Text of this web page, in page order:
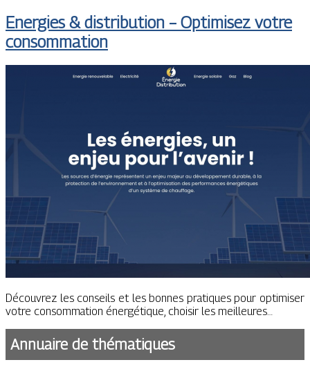
Energies & distribution – Optimisez votre
consommation
Découvrez les conseils et les bonnes pratiques pour optimiser
votre consommation énergétique, choisir les meilleures…
Annuaire de thématiques